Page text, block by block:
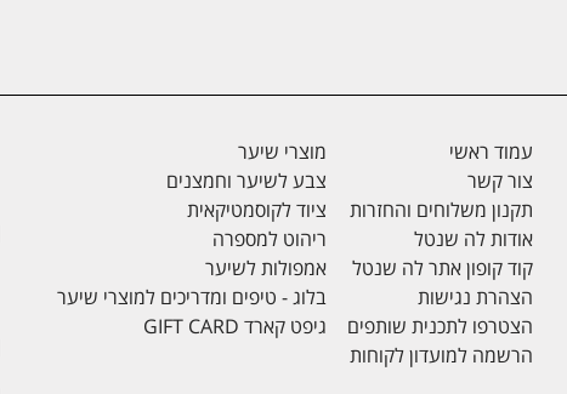
עמוד ראשי
צור קשר
תקנון משלוחים והחזרות
אודות לה שנטל
קוד קופון אתר לה שנטל
הצהרת נגישות
הצטרפו לתכנית שותפים
הרשמה למועדון לקוחות
מוצרי שיער
צבע לשיער וחמצנים
ציוד לקוסמטיקאית
ריהוט למספרה
אמפולות לשיער
בלוג - טיפים ומדריכים למוצרי שיער
גיפט קארד GIFT CARD